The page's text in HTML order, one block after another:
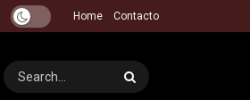
Home Contacto